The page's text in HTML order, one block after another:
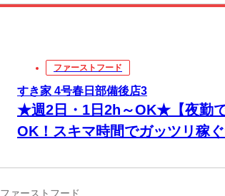
ファーストフード
すき家 4号春日部備後店3
★週2日・1日2h～OK★【夜勤
OK！スキマ時間でガッツリ稼
ファーストフード